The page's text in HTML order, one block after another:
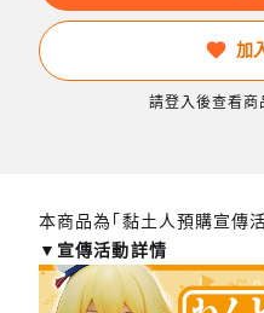
加
請登入後查看商
本商品為「黏土人預購宣傳活
▼宣傳活動詳情